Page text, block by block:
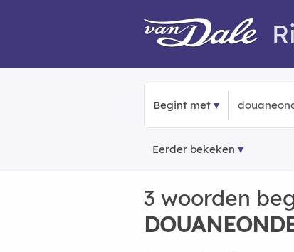
Begint met
Eerder bekeken
3 woorden